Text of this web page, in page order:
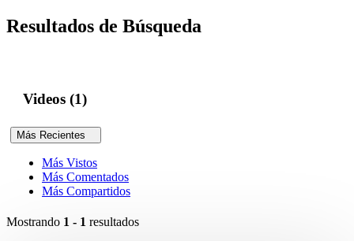
Resultados de Búsqueda
Videos (1)
Más Recientes
Más Vistos
Más Comentados
Más Compartidos
Mostrando 1 - 1 resultados